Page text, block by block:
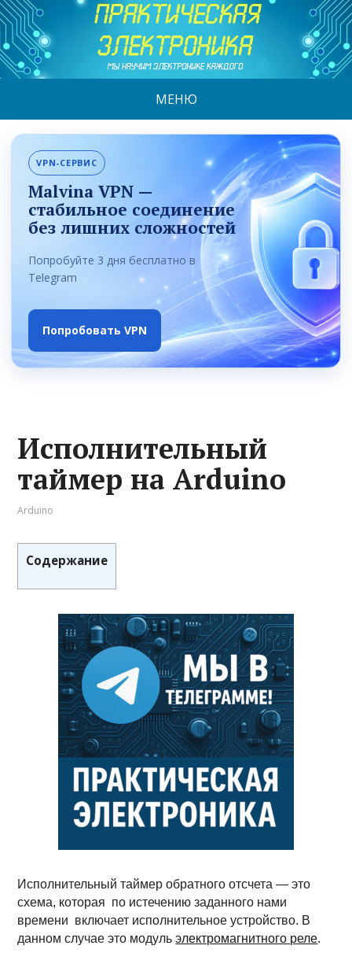
МЕНЮ
VPN-СЕРВИС
Malvina VPN —
стабильное соединение
без лишних сложностей
Попробуйте 3 дня бесплатно в
Telegram
Попробовать VPN
Исполнительный
таймер на Arduino
Arduino
Содержание
Исполнительный таймер обратного отсчета — это
схема, которая по истечению заданного нами
времени включает исполнительное устройство. В
данном случае это модульэлектромагнитного реле.